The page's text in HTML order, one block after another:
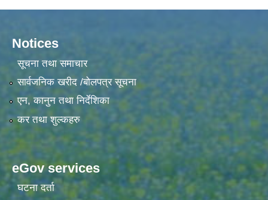
Notices
सूचना तथा समाचार
सार्वजनिक खरीद /बोलपत्र सूचना
एन, कानुन तथा निर्देशिका
कर तथा शुल्कहरु
eGov services
घटना दर्ता